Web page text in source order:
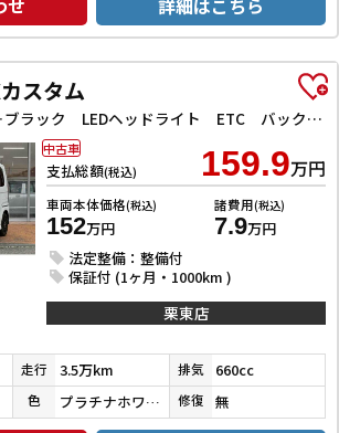
せ 詳細はこちら
スタム
Lターボ スタイル＋ブラック LEDヘッドライト ETC バックカメラ 両側電動スライドドア ナビ TV クリアランスソナー レーンアシスト 衝突被害軽減システム オートライト スマートキー アイドリングストップ 電動格納ミラー
支払総額(税込) 159.9万円
車両本体価格(税込)
152万円
諸費用(税込)
7.9万円
法定整備：整備付
保証付 (1ヶ月・1000km )
中古車
栗東店
走行 3.5万km 排気 660cc
色 プラチナホワイトパール 修復 無